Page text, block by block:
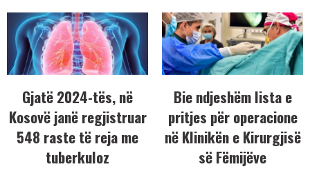
Gjatë 2024-tës, në
Kosovë janë regjistruar
548 raste të reja me
tuberkuloz
Bie ndjeshëm lista e
pritjes për operacione
në Klinikën e Kirurgjisë
së Fëmijëve